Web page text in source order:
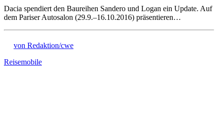
Dacia spendiert den Baureihen Sandero und Logan ein Update. Auf
dem Pariser Autosalon (29.9.–16.10.2016) präsentieren…
von Redaktion/cwe
Reisemobile